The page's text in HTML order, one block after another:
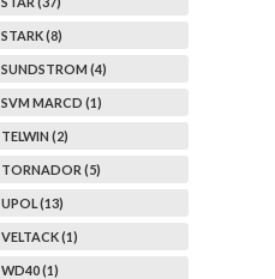
STARK (8)
SUNDSTROM (4)
SVM MARCD (1)
TELWIN (2)
TORNADOR (5)
UPOL (13)
VELTACK (1)
WD40 (1)